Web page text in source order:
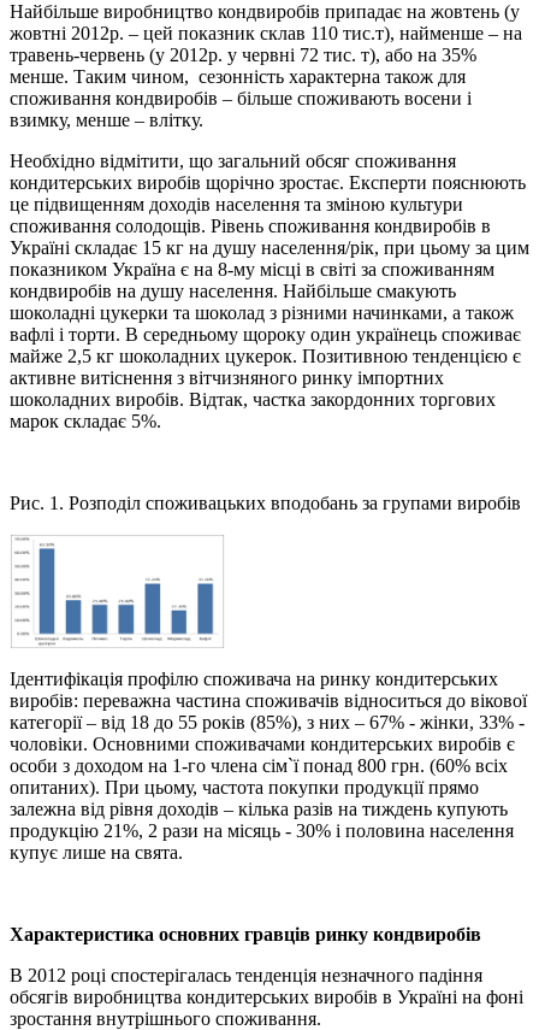
Найбільше виробництво кондвиробів припадає на жовтень (у
жовтні 2012р. – цей показник склав 110 тис.т), найменше – на
травень-червень (у 2012р. у червні 72 тис. т), або на 35%
менше. Таким чином, сезонність характерна також для
споживання кондвиробів – більше споживають восени і
взимку, менше – влітку.
Необхідно відмітити, що загальний обсяг споживання
кондитерських виробів щорічно зростає. Експерти пояснюють
це підвищенням доходів населення та зміною культури
споживання солодощів. Рівень споживання кондвиробів в
Україні складає 15 кг на душу населення/рік, при цьому за цим
показником Україна є на 8-му місці в світі за споживанням
кондвиробів на душу населення. Найбільше смакують
шоколадні цукерки та шоколад з різними начинками, а також
вафлі і торти. В середньому щороку один українець споживає
майже 2,5 кг шоколадних цукерок. Позитивною тенденцією є
активне витіснення з вітчизняного ринку імпортних
шоколадних виробів. Відтак, частка закордонних торгових
марок складає 5%.
Рис. 1. Розподіл споживацьких вподобань за групами виробів
Ідентифікація профілю споживача на ринку кондитерських
виробів: переважна частина споживачів відноситься до вікової
категорії – від 18 до 55 років (85%), з них – 67% - жінки, 33% -
чоловіки. Основними споживачами кондитерських виробів є
особи з доходом на 1-го члена сім`ї понад 800 грн. (60% всіх
опитаних). При цьому, частота покупки продукції прямо
залежна від рівня доходів – кілька разів на тиждень купують
продукцію 21%, 2 рази на місяць - 30% і половина населення
купує лише на свята.
Характеристика основних гравців ринку кондвиробів
В 2012 році спостерігалась тенденція незначного падіння
обсягів виробництва кондитерських виробів в Україні на фоні
зростання внутрішнього споживання.